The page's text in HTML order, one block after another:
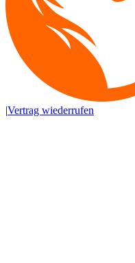
|Vertrag wiederrufen